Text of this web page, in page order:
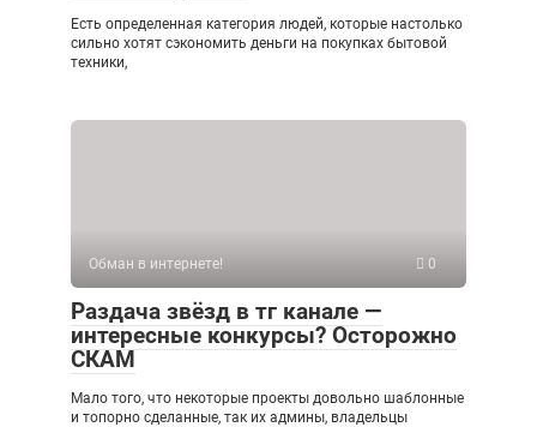
Есть определенная категория людей, которые настолько
сильно хотят сэкономить деньги на покупках бытовой
техники,
Обман в интернете! 0
Раздача звёзд в тг канале —
интересные конкурсы? Осторожно
СКАМ
Мало того, что некоторые проекты довольно шаблонные
и топорно сделанные, так их админы, владельцы